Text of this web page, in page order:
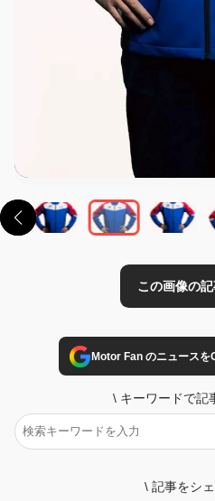
この画像の記事を読む
Motor Fan のニュースを
\ キーワードで記
\ 記事をシ